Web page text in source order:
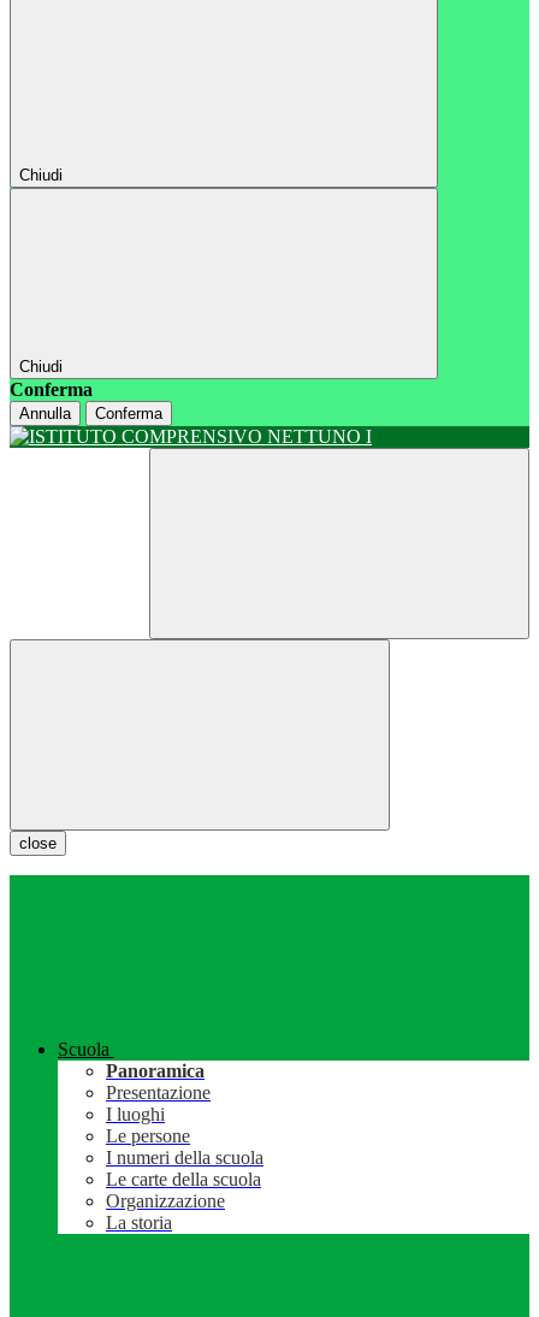
Chiudi
Chiudi
Conferma
Annulla Conferma
close
Scuola
Panoramica
Presentazione
I luoghi
Le persone
I numeri della scuola
Le carte della scuola
Organizzazione
La storia